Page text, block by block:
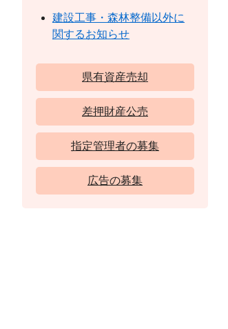
建設工事・森林整備以外に
関するお知らせ
県有資産売却
差押財産公売
指定管理者の募集
広告の募集